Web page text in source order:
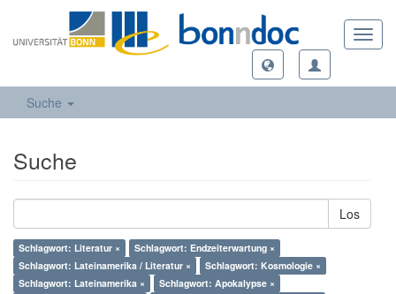
Suche
Suche
Los
Schlagwort: Literatur ×
Schlagwort: Endzeiterwartung ×
Schlagwort: Lateinamerika / Literatur ×
Schlagwort: Kosmologie ×
Schlagwort: Lateinamerika ×
Schlagwort: Apokalypse ×